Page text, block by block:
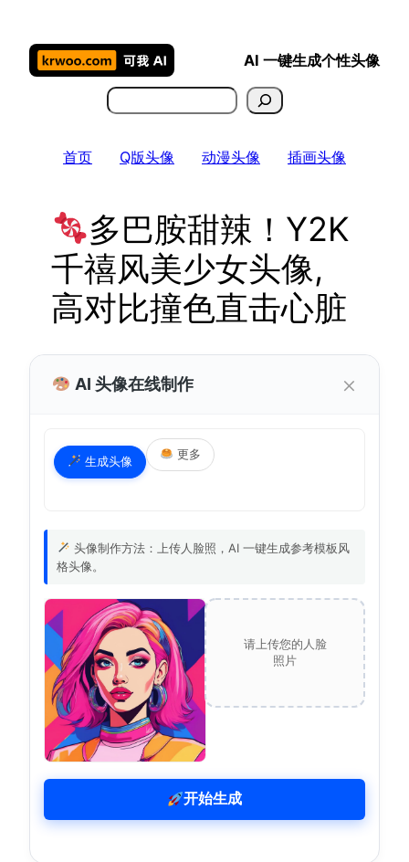
AI 一键生成个性头像
搜
索
首页 Q版头像 动漫头像 插画头像
多巴胺甜辣！Y2K
千禧风美少女头像,
高对比撞色直击心脏
AI 头像在线制作 ×
生成头像
更多
头像制作方法：上传人脸照，AI 一键生成参考模板风
格头像。
请上传您的人脸
照片
开始生成